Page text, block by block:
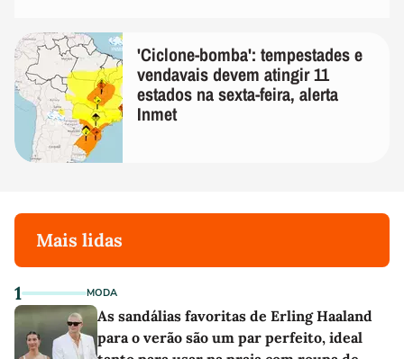
'Ciclone-bomba': tempestades e
vendavais devem atingir 11
estados na sexta-feira, alerta
Inmet
Mais lidas
1 MODA
As sandálias favoritas de Erling Haaland
para o verão são um par perfeito, ideal